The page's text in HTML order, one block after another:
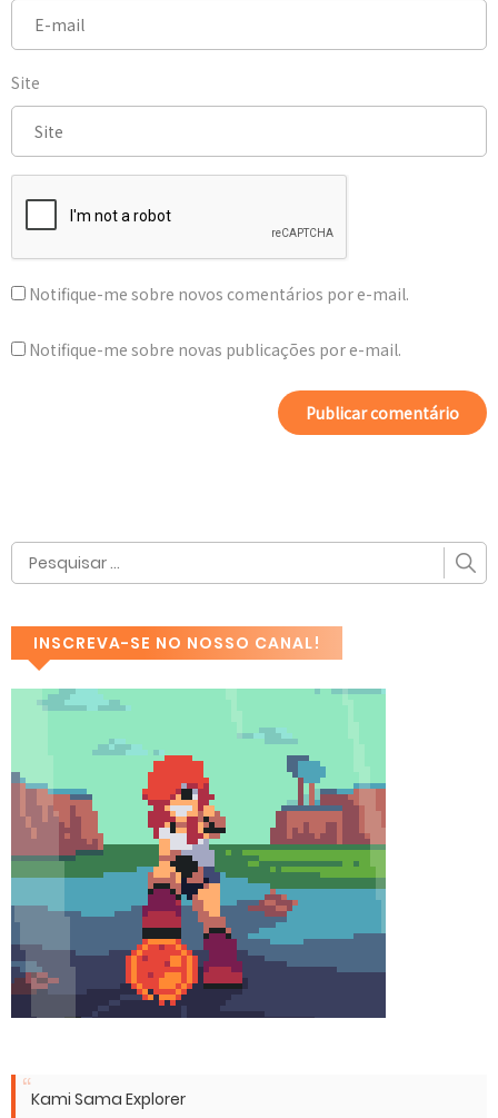
Site
Notifique-me sobre novos comentários por e-mail.
Notifique-me sobre novas publicações por e-mail.
INSCREVA-SE NO NOSSO CANAL!
Kami Sama Explorer